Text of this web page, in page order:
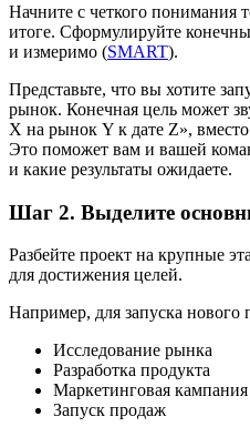
Начните с четкого понимания
итоге. Сформулируйте
и измеримо (SMART).
Представьте, что вы хотите
рынок. Конечная цель может
X на рынок Y к дате Z»,
Это поможет вам и вашей
и какие результаты ожидаете.
Шаг 2. Выделите
Разбейте проект на крупные
для достижения целей.
Например, для запуска нового
Исследование рынка
Разработка продукта
Маркетинговая кампания
Запуск продаж